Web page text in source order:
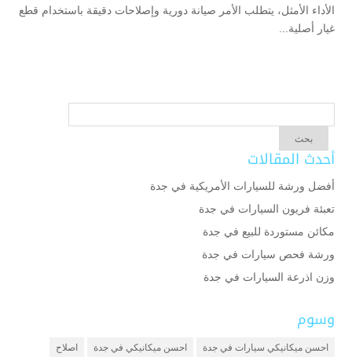
الأداء الأمثل، يتطلب الأمر صيانة دورية وإصلاحات دقيقة باستخدام قطع
غيار أصلية...
أحدث المقالات
أفضل ورشة للسيارات الأمريكية في جدة
تعبئة فريون السيارات في جدة
مكائن مستوردة للبيع في جدة
ورشة فحص سيارات في جدة
وزن اذرعة السيارات في جدة
وسوم
احسن ميكانيكي سيارات في جدة احسن ميكانيكي في جدة اصلاح